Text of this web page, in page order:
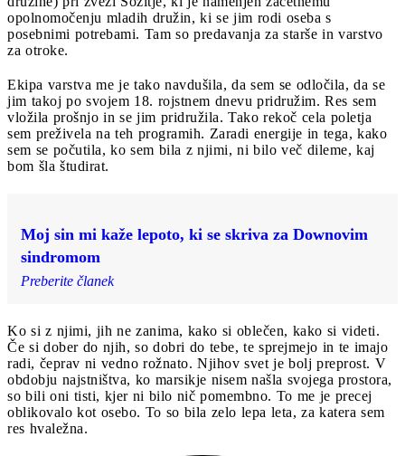
opolnomočenju mladih družin, ki se jim rodi oseba s
posebnimi potrebami. Tam so predavanja za starše in varstvo
za otroke.
Ekipa varstva me je tako navdušila, da sem se odločila, da se
jim takoj po svojem 18. rojstnem dnevu pridružim. Res sem
vložila prošnjo in se jim pridružila. Tako rekoč cela poletja
sem preživela na teh programih. Zaradi energije in tega, kako
sem se počutila, ko sem bila z njimi, ni bilo več dileme, kaj
bom šla študirat.
Moj sin mi kaže lepoto, ki se skriva za Downovim
sindromom
Preberite članek
Ko si z njimi, jih ne zanima, kako si oblečen, kako si videti.
Če si dober do njih, so dobri do tebe, te sprejmejo in te imajo
radi, čeprav ni vedno rožnato. Njihov svet je bolj preprost. V
obdobju najstništva, ko marsikje nisem našla svojega prostora,
so bili oni tisti, kjer ni bilo nič pomembno. To me je precej
oblikovalo kot osebo. To so bila zelo lepa leta, za katera sem
res hvaležna.